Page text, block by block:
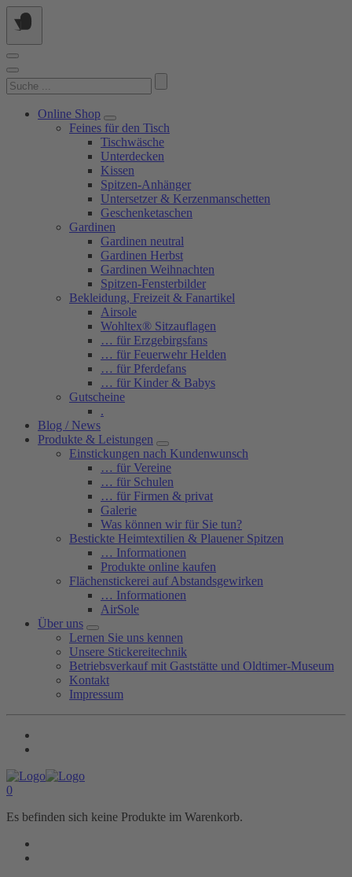
Springe
zum
Suchen
nach:
Online Shop
Feines für den Tisch
Tischwäsche
Unterdecken
Kissen
Spitzen-Anhänger
Untersetzer & Kerzenmanschetten
Geschenketaschen
Gardinen
Gardinen neutral
Gardinen Herbst
Gardinen Weihnachten
Spitzen-Fensterbilder
Bekleidung, Freizeit & Fanartikel
Airsole
Wohltex® Sitzauflagen
… für Erzgebirgsfans
… für Feuerwehr Helden
… für Pferdefans
… für Kinder & Babys
Gutscheine
.
Blog / News
Produkte & Leistungen
Einstickungen nach Kundenwunsch
… für Vereine
… für Schulen
… für Firmen & privat
Galerie
Was können wir für Sie tun?
Bestickte Heimtextilien & Plauener Spitzen
… Informationen
Produkte online kaufen
Flächenstickerei auf Abstandsgewirken
… Informationen
AirSole
Über uns
Lernen Sie uns kennen
Unsere Stickereitechnik
Betriebsverkauf mit Gaststätte und Oldtimer-Museum
Kontakt
Impressum
0
Es befinden sich keine Produkte im Warenkorb.